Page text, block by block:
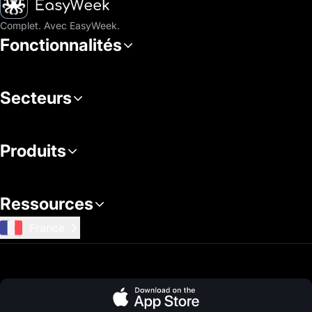
Complet. Avec EasyWeek.
Fonctionnalités
Secteurs
Produits
Ressources